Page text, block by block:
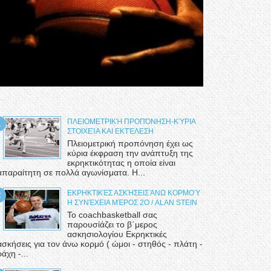
ΠΛΕΙΟΜΕΤΡΙΚΉ ΠΡΟΠΌΝΗΣΗ-ΚΎΡΙΑ
ΣΤΟΙΧΕΊΑ ΚΑΙ ΕΚΤΈΛΕΣΗ
Πλειομετρική προπόνηση έχει ως
κύρια έκφραση την ανάπτυξη της
εκρηκτικότητας η οποία είναι
σε πολλά αγωνίσματα. Η...
ΕΚΡΗΚΤΙΚΈΣ ΑΣΚΉΣΕΙΣ ΆΝΩ ΚΟΡΜΟΎ
Η ΣΥΝΈΧΕΙΑ ΜΈΡΟΣ 2Ο / ALAN STEIN
Το coachbasketball σας
παρουσίάζει το β΄μερος
ασκησιολογίου Εκρηκτικές
για τον άνω κορμό ( ώμοι - στηθός - πλάτη -
-...